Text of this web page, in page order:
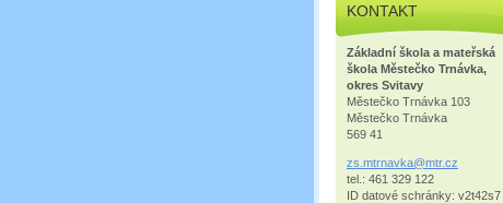
KONTAKT
Základní škola a mateřská
škola Městečko Trnávka,
okres Svitavy
Městečko Trnávka 103
Městečko Trnávka
569 41
zs.mtrnavka@mtr.cz
tel.: 461 329 122
ID datové schránky: v2t42s7